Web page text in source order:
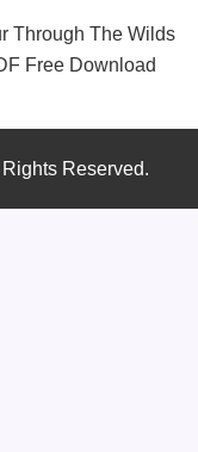
Through The Wilds
Free Download
Reserved.